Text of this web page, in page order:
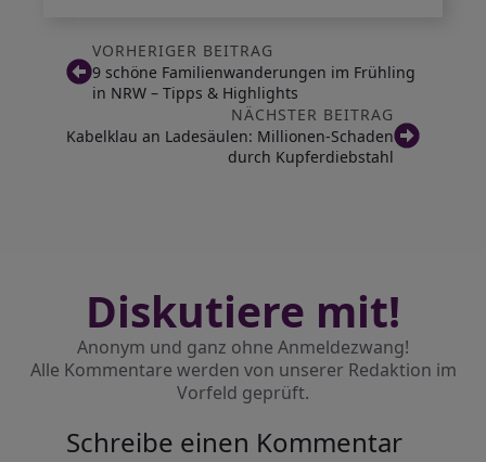
VORHERIGER BEITRAG
9 schöne Familienwanderungen im Frühling
in NRW – Tipps & Highlights
NÄCHSTER BEITRAG
Kabelklau an Ladesäulen: Millionen-Schaden
durch Kupferdiebstahl
Diskutiere mit!
Anonym und ganz ohne Anmeldezwang!
Alle Kommentare werden von unserer Redaktion im
Vorfeld geprüft.
Schreibe einen Kommentar